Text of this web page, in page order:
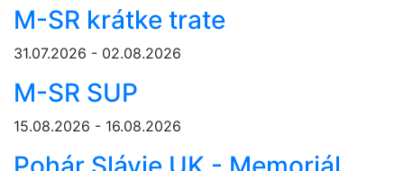
M-SR krátke trate
31.07.2026 - 02.08.2026
M-SR SUP
15.08.2026 - 16.08.2026